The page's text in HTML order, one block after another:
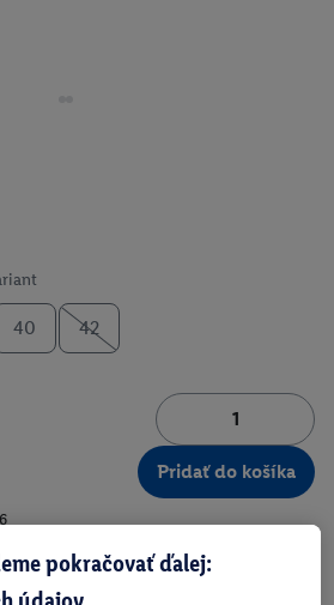
40 42
Pridať do košíka
pokračovať ďalej:
údajov